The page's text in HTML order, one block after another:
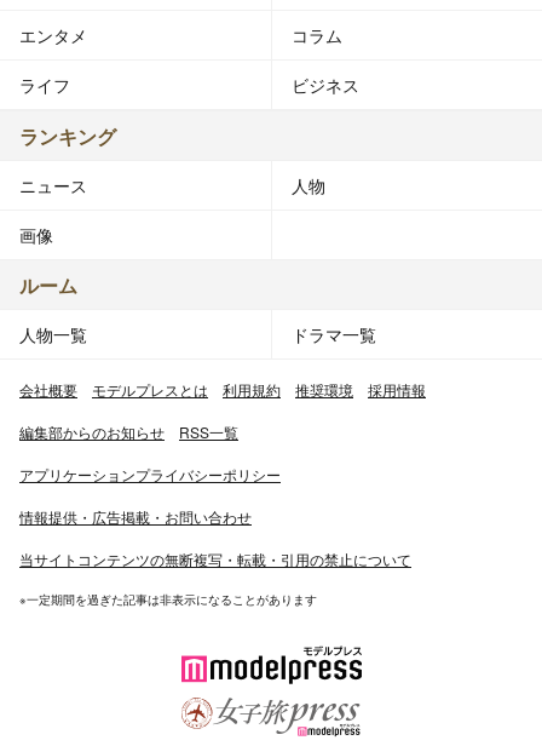
エンタメ コラム
ライフ ビジネス
ランキング
ニュース 人物
画像
ルーム
人物一覧 ドラマ一覧
会社概要 モデルプレスとは 利用規約 推奨環境 採用情報
編集部からのお知らせ RSS一覧
アプリケーションプライバシーポリシー
情報提供・広告掲載・お問い合わせ
当サイトコンテンツの無断複写・転載・引用の禁止について
※一定期間を過ぎた記事は非表示になることがあります